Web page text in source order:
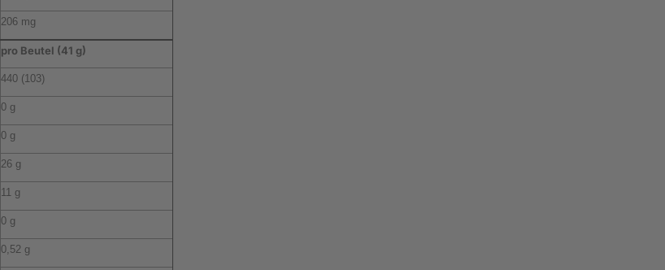
206 mg
pro Beutel (41 g)
440 (103)
0 g
0 g
26 g
11 g
0 g
0,52 g